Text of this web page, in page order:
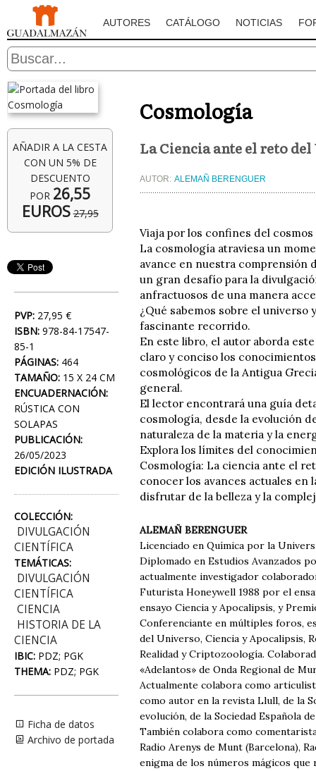
AUTORES CATÁLOGO NOTICIAS
AÑADIR A LA CESTA
CON UN 5% DE
DESCUENTO
POR 26,55
EUROS 27,95
PVP: 27,95 €
ISBN: 978-84-17547-
85-1
PÁGINAS: 464
TAMAÑO: 15 X 24 CM
ENCUADERNACIÓN:
RÚSTICA CON
SOLAPAS
PUBLICACIÓN:
26/05/2023
EDICIÓN ILUSTRADA
COLECCIÓN:
DIVULGACIÓN
CIENTÍFICA
TEMÁTICAS:
DIVULGACIÓN
CIENTÍFICA
CIENCIA
HISTORIA DE LA
CIENCIA
IBIC: PDZ; PGK
THEMA: PDZ; PGK
Ficha de datos
Archivo de portada
Cosmología
La Ciencia ante el reto
AUTOR: ALEMAÑ BERENGUER
Viaja por los confines del
La cosmología atraviesa un
avance en nuestra comprensión
un gran desafío para la
anfractuosos de una manera
¿Qué sabemos sobre el universo
fascinante recorrido.
En este libro, el autor aborda
claro y conciso los
cosmológicos de la Antigua
general.
El lector encontrará una guía
cosmología, desde la evolución
naturaleza de la materia y la
Explora los límites del
Cosmología: La ciencia ante el
conocer los avances actuales en
disfrutar de la belleza y la
ALEMAÑ BERENGUER
Licenciado en Química por la
Diplomado en Estudios Avanzados
actualmente investigador
Futurista Honeywell 1988 por el
ensayo Ciencia y Apocalipsis, y
Conferenciante en múltiples foros,
del Universo, Ciencia y Apocalipsis,
Realidad y Criptozoología.
«Adelantos» de Onda Regional de
Actualmente colabora como
como autor en la revista Llull, de la
evolución, de la Sociedad Española
También colabora como
Radio Arenys de Munt (Barcelona),
enigma de los números mágicos